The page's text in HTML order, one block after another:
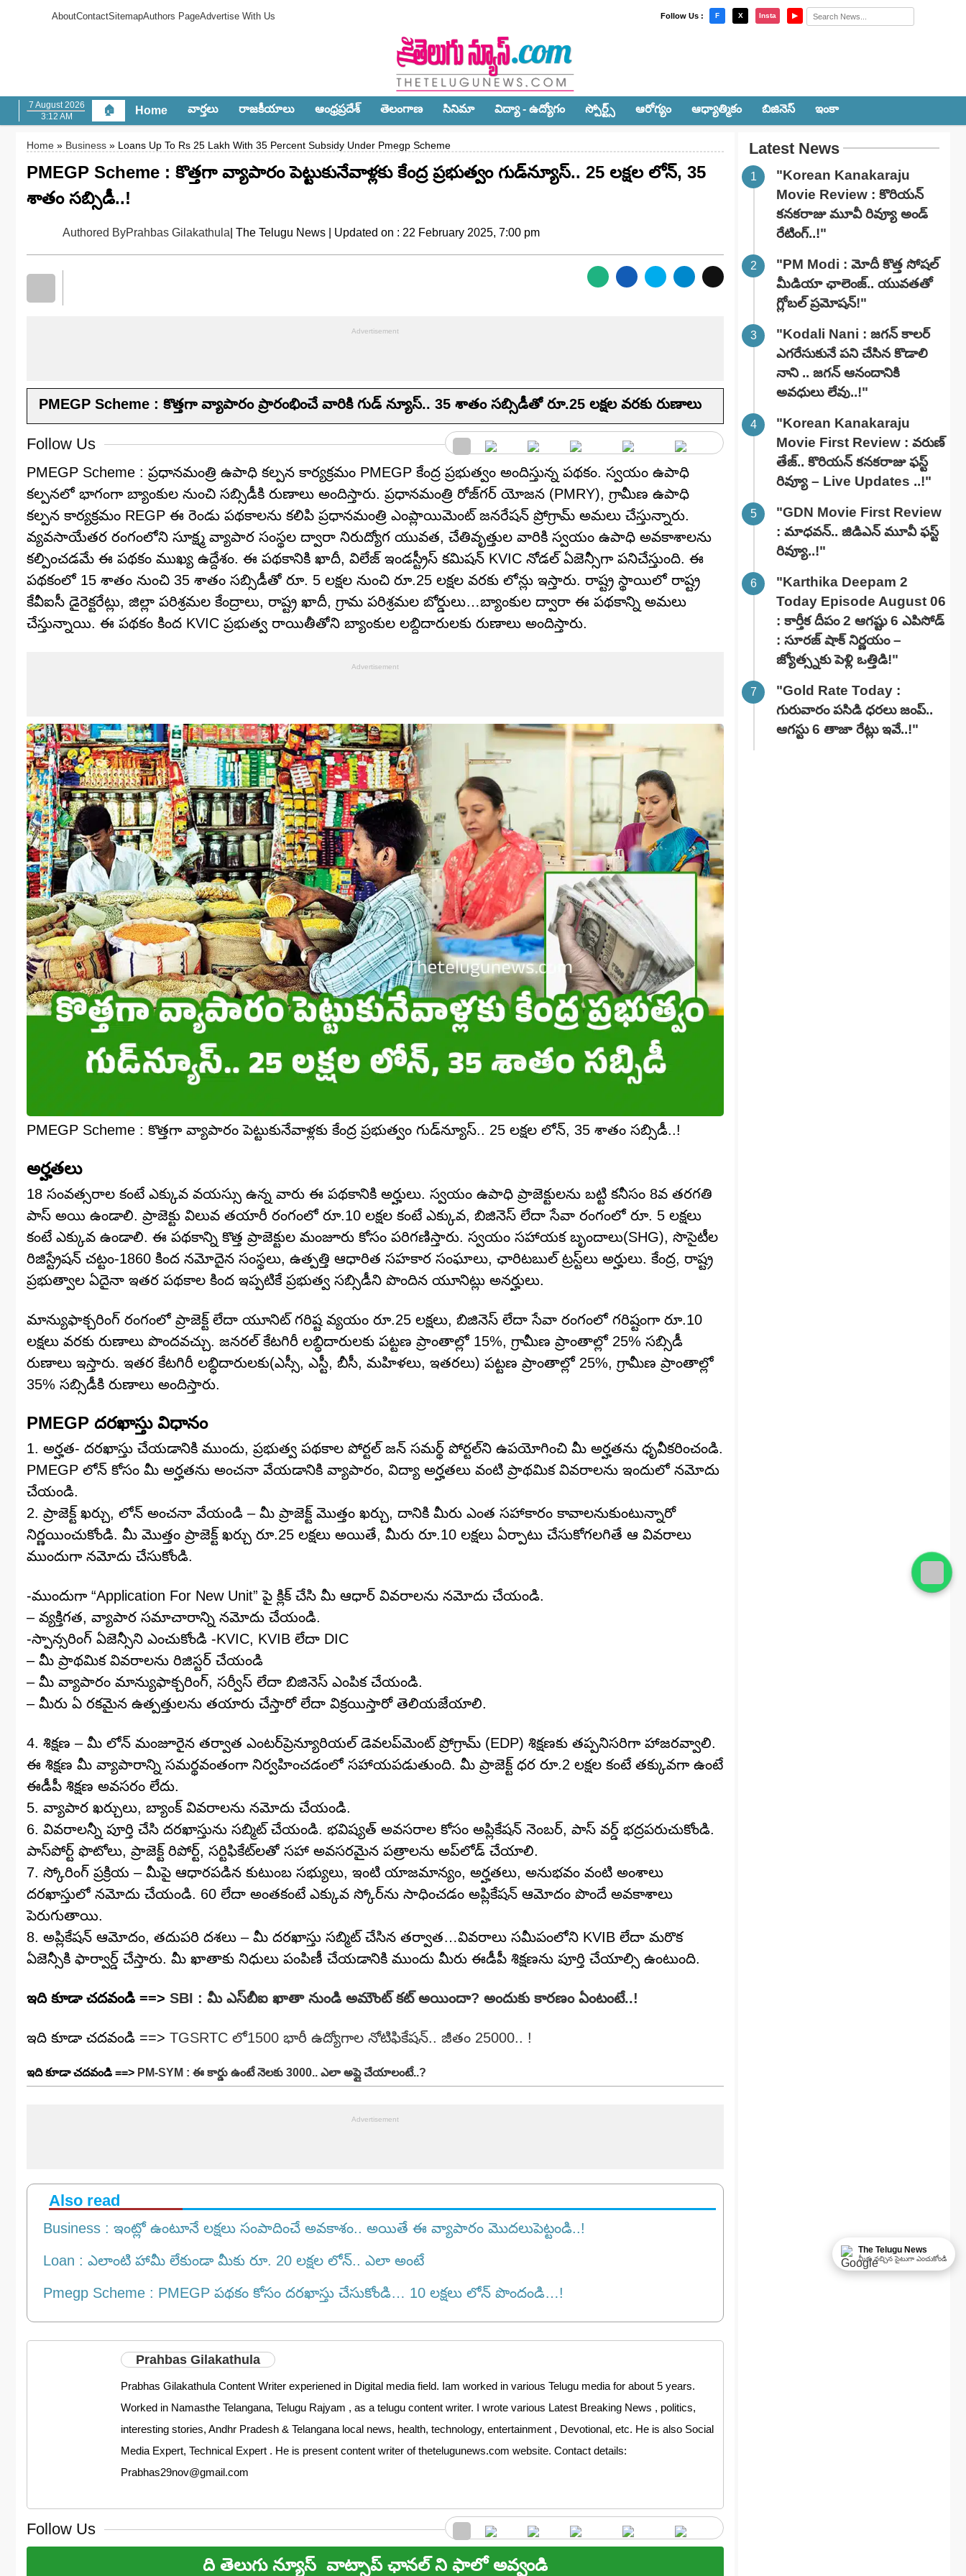
AboutContactSitemapAuthors PageAdvertise With Us Follow Us : F X Insta ▶
7 August 2026
3:12 AM
🏠 Home వార్త‌లు రాజ‌కీయాలు ఆంధ్ర‌ప్ర‌దేశ్‌ తెలంగాణ‌ సినిమా విద్యా - ఉద్యోగం స్పోర్ట్స్‌ ఆరోగ్యం ఆధ్యాత్మికం బిజినెస్ ఇంకా
Home » Business » Loans Up To Rs 25 Lakh With 35 Percent Subsidy Under Pmegp Scheme
PMEGP Scheme : కొత్త‌గా వ్యాపారం పెట్టుకునేవాళ్ల‌కు కేంద్ర ప్ర‌భుత్వం గుడ్‌న్యూస్‌.. 25 ల‌క్ష‌ల లోన్‌, 35
శాతం సబ్సిడీ..!
Authored ByPrahbas Gilakathula | The Telugu News | Updated on : 22 February 2025, 7:00 pm
PMEGP Scheme : కొత్తగా వ్యాపారం ప్రారంభించే వారికి గుడ్ న్యూస్.. 35 శాతం సబ్సిడీతో రూ.25 లక్షల వరకు రుణాలు
Follow Us
PMEGP Scheme : ప్రధానమంత్రి ఉపాధి కల్పన కార్యక్రమం PMEGP కేంద్ర ప్రభుత్వం అందిస్తున్న పథకం. స్వయం ఉపాధి
కల్పనలో భాగంగా బ్యాంకుల నుంచి సబ్సిడీకి రుణాలు అందిస్తారు. ప్రధానమంత్రి రోజ్‌గర్ యోజన (PMRY), గ్రామీణ ఉపాధి
కల్పన కార్యక్రమం REGP ఈ రెండు పథకాలను కలిపి ప్రధానమంత్రి ఎంప్లాయిమెంట్ జనరేషన్ ప్రోగ్రామ్ అమలు చేస్తున్నారు.
వ్యవసాయేతర రంగంలోని సూక్ష్మ వ్యాపార సంస్థల ద్వారా నిరుద్యోగ యువత, చేతివృత్తుల వారికి స్వయం ఉపాధి అవకాశాలను
కల్పించడమే ఈ పథకం ముఖ్య ఉద్దేశం. ఈ పథకానికి ఖాదీ, విలేజ్ ఇండస్ట్రీస్ కమిషన్ KVIC నోడల్ ఏజెన్సీగా పనిచేస్తుంది. ఈ
పథకంలో 15 శాతం నుంచి 35 శాతం సబ్సిడీతో రూ. 5 లక్షల నుంచి రూ.25 లక్షల వరకు లోన్లు ఇస్తారు. రాష్ట్ర స్థాయిలో రాష్ట్ర
కేవీఐసీ డైరెక్టరేట్లు, జిల్లా పరిశ్రమల కేంద్రాలు, రాష్ట్ర ఖాదీ, గ్రామ పరిశ్రమల బోర్డులు…బ్యాంకుల ద్వారా ఈ పథకాన్ని అమలు
చేస్తున్నాయి. ఈ పథకం కింద KVIC ప్రభుత్వ రాయితీతోని బ్యాంకుల లబ్దిదారులకు రుణాలు అందిస్తారు.
PMEGP Scheme : కొత్త‌గా వ్యాపారం పెట్టుకునేవాళ్ల‌కు కేంద్ర ప్ర‌భుత్వం గుడ్‌న్యూస్‌.. 25 ల‌క్ష‌ల లోన్‌, 35 శాతం సబ్సిడీ..!
అర్హతలు
18 సంవత్సరాల కంటే ఎక్కువ వయస్సు ఉన్న వారు ఈ పథకానికి అర్హులు. స్వయం ఉపాధి ప్రాజెక్టులను బట్టి కనీసం 8వ తరగతి
పాస్ అయి ఉండాలి. ప్రాజెక్టు విలువ తయారీ రంగంలో రూ.10 లక్షల కంటే ఎక్కువ, బిజినెస్ లేదా సేవా రంగంలో రూ. 5 లక్షలు
కంటే ఎక్కువ ఉండాలి. ఈ పథకాన్ని కొత్త ప్రాజెక్టుల మంజూరు కోసం పరిగణిస్తారు. స్వయం సహాయక బృందాలు(SHG), సొసైటీల
రిజిస్ట్రేషన్ చట్టం-1860 కింద నమోదైన సంస్థలు, ఉత్పత్తి ఆధారిత సహకార సంఘాలు, ఛారిటబుల్ ట్రస్ట్‌లు అర్హులు. కేంద్ర, రాష్ట్ర
ప్రభుత్వాల ఏదైనా ఇతర పథకాల కింద ఇప్పటికే ప్రభుత్వ సబ్సిడీని పొందిన యూనిట్లు అనర్హులు.
మాన్యుఫాక్చరింగ్ రంగంలో ప్రాజెక్ట్ లేదా యూనిట్ గరిష్ట వ్యయం రూ.25 లక్షలు, బిజినెస్ లేదా సేవా రంగంలో గరిష్టంగా రూ.10
లక్షలు వరకు రుణాలు పొందవచ్చు. జనరల్ కేటగిరీ లబ్ధిదారులకు పట్టణ ప్రాంతాల్లో 15%, గ్రామీణ ప్రాంతాల్లో 25% సబ్సిడీ
రుణాలు ఇస్తారు. ఇతర కేటగిరీ లబ్ధిదారులకు(ఎస్సీ, ఎస్టీ, బీసీ, మహిళలు, ఇతరలు) పట్టణ ప్రాంతాల్లో 25%, గ్రామీణ ప్రాంతాల్లో
35% సబ్సిడీకి రుణాలు అందిస్తారు.
PMEGP దరఖాస్తు విధానం
1. అర్హత- దరఖాస్తు చేయడానికి ముందు, ప్రభుత్వ పథకాల పోర్టల్ జన్ సమర్థ్ పోర్టల్‌ని ఉపయోగించి మీ అర్హతను ధృవీకరించండి.
PMEGP లోన్ కోసం మీ అర్హతను అంచనా వేయడానికి వ్యాపారం, విద్యా అర్హతలు వంటి ప్రాథమిక వివరాలను ఇందులో నమోదు
చేయండి.
2. ప్రాజెక్ట్ ఖర్చు, లోన్ అంచనా వేయండి – మీ ప్రాజెక్ట్ మొత్తం ఖర్చు, దానికి మీరు ఎంత సహాకారం కావాలనుకుంటున్నారో
నిర్ణయించుకోండి. మీ మొత్తం ప్రాజెక్ట్ ఖర్చు రూ.25 లక్షలు అయితే, మీరు రూ.10 లక్షలు ఏర్పాటు చేసుకోగలగితే ఆ వివరాలు
ముందుగా నమోదు చేసుకోండి.
-ముందుగా “Application For New Unit” పై క్లిక్ చేసి మీ ఆధార్ వివరాలను నమోదు చేయండి.
– వ్యక్తిగత, వ్యాపార సమాచారాన్ని నమోదు చేయండి.
-స్పాన్సరింగ్ ఏజెన్సీని ఎంచుకోండి -KVIC, KVIB లేదా DIC
– మీ ప్రాథమిక వివరాలను రిజిస్టర్ చేయండి
– మీ వ్యాపారం మాన్యుఫాక్చరింగ్, సర్వీస్ లేదా బిజినెస్ ఎంపిక చేయండి.
– మీరు ఏ రకమైన ఉత్పత్తులను తయారు చేస్తారో లేదా విక్రయిస్తారో తెలియజేయాలి.
4. శిక్షణ – మీ లోన్ మంజూరైన తర్వాత ఎంటర్‌ప్రెన్యూరియల్ డెవలప్‌మెంట్ ప్రోగ్రామ్ (EDP) శిక్షణకు తప్పనిసరిగా హాజరవ్వాలి.
ఈ శిక్షణ మీ వ్యాపారాన్ని సమర్థవంతంగా నిర్వహించడంలో సహాయపడుతుంది. మీ ప్రాజెక్ట్ ధర రూ.2 లక్షల కంటే తక్కువగా ఉంటే
ఈడీపీ శిక్షణ అవసరం లేదు.
5. వ్యాపార ఖర్చులు, బ్యాంక్ వివరాలను నమోదు చేయండి.
6. వివరాలన్నీ పూర్తి చేసి దరఖాస్తును సబ్మిట్ చేయండి. భవిష్యత్ అవసరాల కోసం అప్లికేషన్ నెంబర్, పాస్ వర్డ్ భద్రపరుచుకోండి.
పాస్‌పోర్ట్ ఫొటోలు, ప్రాజెక్ట్ రిపోర్ట్, సర్టిఫికేట్‌లతో సహా అవసరమైన పత్రాలను అప్‌లోడ్ చేయాలి.
7. స్కోరింగ్ ప్రక్రియ – మీపై ఆధారపడిన కుటుంబ సభ్యులు, ఇంటి యాజమాన్యం, అర్హతలు, అనుభవం వంటి అంశాలు
దరఖాస్తులో నమోదు చేయండి. 60 లేదా అంతకంటే ఎక్కువ స్కోర్‌ను సాధించడం అప్లికేషన్ ఆమోదం పొందే అవకాశాలు
పెరుగుతాయి.
8. అప్లికేషన్ ఆమోదం, తదుపరి దశలు – మీ దరఖాస్తు సబ్మిట్ చేసిన తర్వాత…వివరాలు సమీపంలోని KVIB లేదా మరొక
ఏజెన్సీకి ఫార్వార్డ్ చేస్తారు. మీ ఖాతాకు నిధులు పంపిణీ చేయడానికి ముందు మీరు ఈడీపీ శిక్షణను పూర్తి చేయాల్సి ఉంటుంది.
ఇది కూడా చ‌ద‌వండి ==> SBI : మీ ఎస్‌బీఐ ఖాతా నుండి అమౌంట్ క‌ట్ అయిందా? అందుకు కార‌ణం ఏంటంటే..!
ఇది కూడా చ‌ద‌వండి ==> TGSRTC లో1500 భారీ ఉద్యోగాల నోటిఫికేష‌న్‌.. జీతం 25000.. !
ఇది కూడా చ‌ద‌వండి ==> PM-SYM : ఈ కార్డు ఉంటే నెల‌కు 3000.. ఎలా అప్లై చేయాలంటే..?
Also read
Business : ఇంట్లో ఉంటూనే లక్షలు సంపాదించే అవకాశం.. అయితే ఈ వ్యాపారం మొదలుపెట్టండి..!
Loan : ఎలాంటి హామీ లేకుండా మీకు రూ. 20 లక్షల లోన్.. ఎలా అంటే
Pmegp Scheme : PMEGP పథకం కోసం దరఖాస్తు చేసుకోండి… 10 లక్షలు లోన్ పొందండి…!
Prahbas Gilakathula
Prabhas Gilakathula Content Writer experiened in Digital media field. Iam worked in various Telugu media for about 5 years.
Worked in Namasthe Telangana, Telugu Rajyam , as a telugu content writer. I wrote various Latest Breaking News , politics,
interesting stories, Andhr Pradesh & Telangana local news, health, technology, entertainment , Devotional, etc. He is also Social
Media Expert, Technical Expert . He is present content writer of thetelugunews.com website. Contact details:
Prabhas29nov@gmail.com
Follow Us
ది తెలుగు న్యూస్ వాట్సాప్ ఛానల్ ని ఫాలో అవ్వండి
Latest News
"Korean Kanakaraju
Movie Review : కొరియన్
కనకరాజు మూవీ రివ్యూ అండ్
రేటింగ్‌..!"
"PM Modi : మోదీ కొత్త సోషల్
మీడియా ఛాలెంజ్.. యువతతో
గ్లోబల్ ప్రమోషన్!"
"Kodali Nani : జగన్ కాలర్
ఎగరేసుకునే పని చేసిన కొడాలి
నాని .. జగన్ ఆనందానికి
అవధులు లేవు..!"
"Korean Kanakaraju
Movie First Review : వరుణ్
తేజ్.. కొరియన్ కనకరాజు ఫస్ట్
రివ్యూ – Live Updates ..!"
"GDN Movie First Review
: మాధవన్.. జిడిఎన్ మూవీ ఫ‌స్ట్
రివ్యూ..!"
"Karthika Deepam 2
Today Episode August 06
: కార్తీక దీపం 2 ఆగష్టు 6 ఎపిసోడ్
: సూరజ్ షాక్ నిర్ణయం –
జ్యోత్స్నకు పెళ్లి ఒత్తిడి!"
"Gold Rate Today :
గురువారం పసిడి ధరలు జంప్..
ఆగస్టు 6 తాజా రేట్లు ఇవే..!"
The Telugu News
మీకు నచ్చిన సైటుగా ఎంచుకోండి